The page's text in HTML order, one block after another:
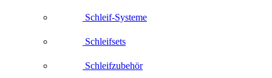
Schleif-Systeme
Schleifsets
Schleifzubehör